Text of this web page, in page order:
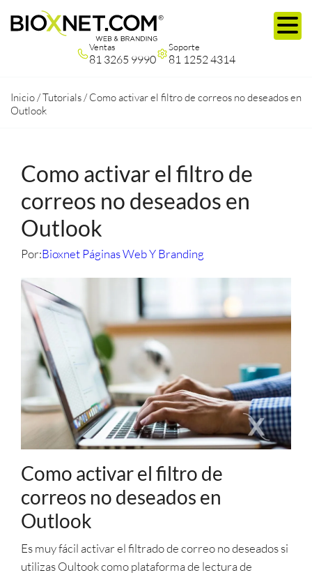
Ventas
81 3265 9990
Soporte
81 1252 4314
Inicio /Tutorials /Como activar el filtro de correos no deseados en
Outlook
Como activar el filtro de
correos no deseados en
Outlook
Por:Bioxnet Páginas Web Y Branding
Como activar el filtro de
correos no deseados en
Outlook
Es muy fácil activar el filtrado de correo no deseados si
utilizas Oultook como plataforma de lectura de